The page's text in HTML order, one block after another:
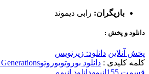
بازیگران: رابی دیموند
دانلود و پخش :
پخش آنلاین دانلود: زیرنویس
کلمه کلیدی : دانلود بوروتوبوروتو
قسمت 155
انیمهدانلود انیمه